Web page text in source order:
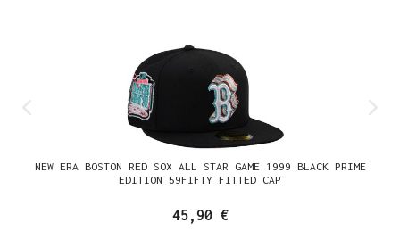
NEW ERA BOSTON RED SOX ALL STAR GAME 1999 BLACK PRIME
EDITION 59FIFTY FITTED CAP
45,90 €